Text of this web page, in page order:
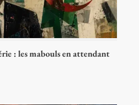
: les mabouls en attendant